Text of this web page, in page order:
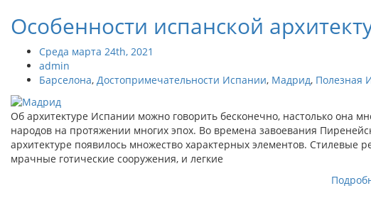
Особенности испанской
Среда марта 24th, 2021
admin
Барселона, Достопримечательности Испании, Мадрид, Полезная
Об архитектуре Испании можно говорить бесконечно, настолько она
народов на протяжении многих эпох. Во времена завоевания
архитектуре появилось множество характерных элементов.
мрачные готические сооружения, и легкие